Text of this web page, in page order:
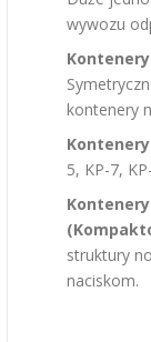
wywozu
kontenery
5, KP-7,
struktury
naciskom.